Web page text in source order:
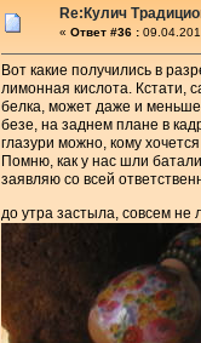
Re:Кулич
« Ответ #36 :
Вот какие получились в
лимонная кислота. Кстати,
белка, может даже и
безе, на заднем плане в
глазури можно, кому
Помню, как у нас шли
заявляю со всей
до утра застыла, совсем не